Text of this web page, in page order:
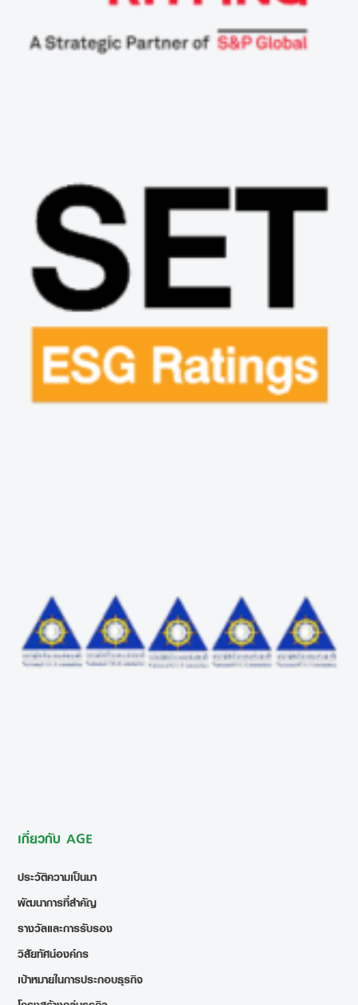
เกี่ยวกับ AGE
ประวัติความเป็นมา
พัฒนาการที่สำคัญ
รางวัลและการรับรอง
วิสัยทัศน์องค์กร
เป้าหมายในการประกอบธุรกิจ